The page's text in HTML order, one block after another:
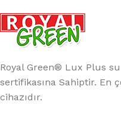
Royal Green® Lux Plus
sertifikasına Sahiptir. En
cihazıdır.